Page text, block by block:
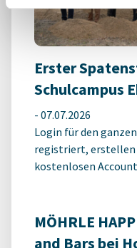
Erster
Schulcampus
- 07.07.2026
Login für den
registriert, erstellen
kostenlosen
MÖHRLE
and Bars bei